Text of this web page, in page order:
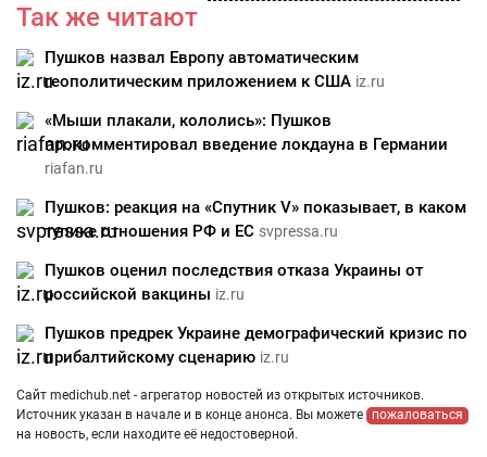
Так же читают
Пушков назвал Европу автоматическим
геополитическим приложением к США iz.ru
«Мыши плакали, кололись»: Пушков
прокомментировал введение локдауна в Германии
riafan.ru
Пушков: реакция на «Спутник V» показывает, в каком
тупике отношения РФ и ЕС svpressa.ru
Пушков оценил последствия отказа Украины от
российской вакцины iz.ru
Пушков предрек Украине демографический кризис по
прибалтийскому сценарию iz.ru
Сайт medichub.net - агрегатор новостей из открытых источников.
Источник указан в начале и в конце анонса. Вы можете
пожаловаться
на новость, если находите её недостоверной.